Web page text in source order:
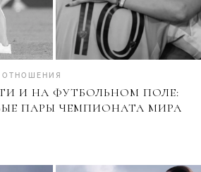
ОТНОШЕНИЯ
И НА ФУТБОЛЬНОМ ПОЛЕ:
ПАРЫ ЧЕМПИОНАТА МИРА